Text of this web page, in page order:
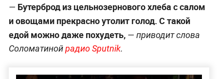
— Бутерброд из цельнозернового хлеба с салом
и овощами прекрасно утолит голод. С такой
едой можно даже похудеть,— приводит слова
Соломатинойрадио Sputnik.